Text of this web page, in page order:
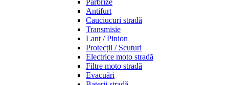
Parbrize
Antifurt
Cauciucuri stradă
Transmisie
Lanț / Pinion
Protecții / Scuturi
Electrice moto stradă
Filtre moto stradă
Evacuări